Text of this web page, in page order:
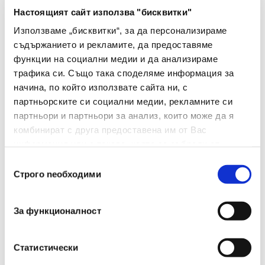
Настоящият сайт използва "бисквитки"
Използваме „бисквитки“, за да персонализираме
съдържанието и рекламите, да предоставяме
функции на социални медии и да анализираме
трафика си. Също така споделяме информация за
начина, по който използвате сайта ни, с
партньорските си социални медии, рекламните си
партньори и партньори за анализ, които може да я
комбинират с друга предоставена им от Вас
наСтрого nеобходими
За функционалност
Статистически
Материал
текстил
1
Размери(мм) 220х180
Дебелина(
Μm)
20
Тегло(г) 20